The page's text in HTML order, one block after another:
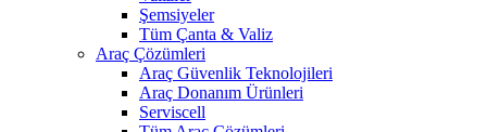
Şemsiyeler
Tüm Çanta & Valiz
Araç Çözümleri
Araç Güvenlik Teknolojileri
Araç Donanım Ürünleri
Serviscell